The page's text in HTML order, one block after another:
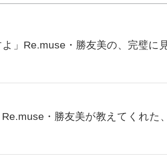
」Re.muse・勝友美の、完璧に
・勝友美が教えてくれた